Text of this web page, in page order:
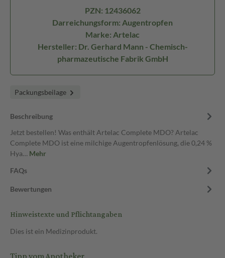
PZN: 12436062
Darreichungsform: Augentropfen
Marke: Artelac
Hersteller: Dr. Gerhard Mann - Chemisch-
pharmazeutische Fabrik GmbH
Packungsbeilage
Beschreibung
Jetzt bestellen! Was enthält Artelac Complete MDO? Artelac
Complete MDO ist eine milchige Augentropfenlösung, die 0,24 %
Hya… Mehr
FAQs
Bewertungen
Hinweistexte und Pflichtangaben
Dies ist ein Medizinprodukt.